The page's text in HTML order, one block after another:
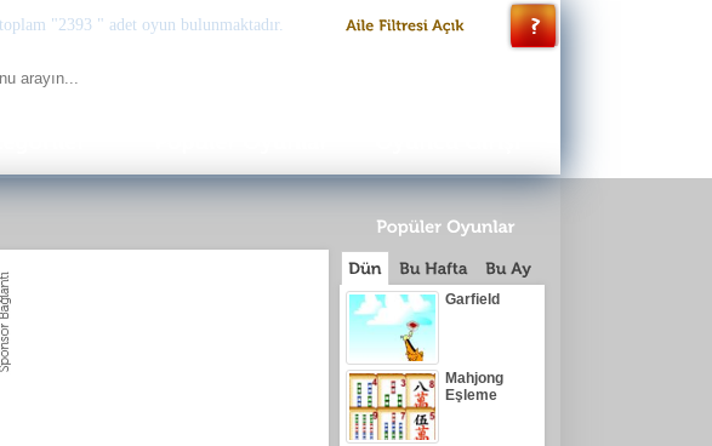
"2393 " adet oyun bulunmaktadır.
Garfield
Mahjong
Eşleme